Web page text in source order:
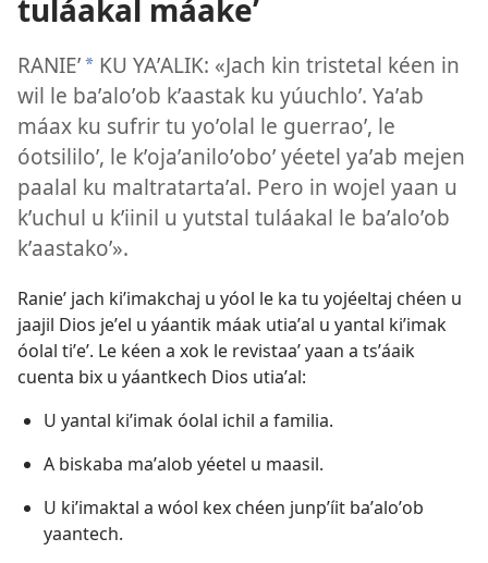
tuláakal máakeʼ
RANIEʼ* KU YAʼALIK: «Jach kin tristetal kéen in
wil le baʼaloʼob kʼaastak ku yúuchloʼ. Yaʼab
máax ku sufrir tu yoʼolal le guerraoʼ, le
óotsililoʼ, le kʼojaʼaniloʼoboʼ yéetel yaʼab mejen
paalal ku maltratartaʼal. Pero in wojel yaan u
kʼuchul u kʼiinil u yutstal tuláakal le baʼaloʼob
kʼaastakoʼ».
Ranieʼ jach kiʼimakchaj u yóol le ka tu yojéeltaj chéen u
jaajil Dios jeʼel u yáantik máak utiaʼal u yantal kiʼimak
óolal tiʼeʼ. Le kéen a xok le revistaaʼ yaan a tsʼáaik
cuenta bix u yáantkech Dios utiaʼal:
U yantal kiʼimak óolal ichil a familia.
A biskaba maʼalob yéetel u maasil.
U kiʼimaktal a wóol kex chéen junpʼíit baʼaloʼob
yaantech.